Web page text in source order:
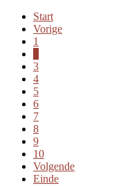
Start
Vorige
1
3
4
5
6
7
8
9
10
Volgende
Einde